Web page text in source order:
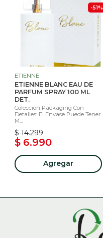
-51%
ETIENNE
ETIENNE BLANC EAU DE
PARFUM SPRAY 100 ML
DET.
Colección Packaging Con
Detalles: El Envase Puede Tener
M...
$ 14.299
$ 6.990
Agregar